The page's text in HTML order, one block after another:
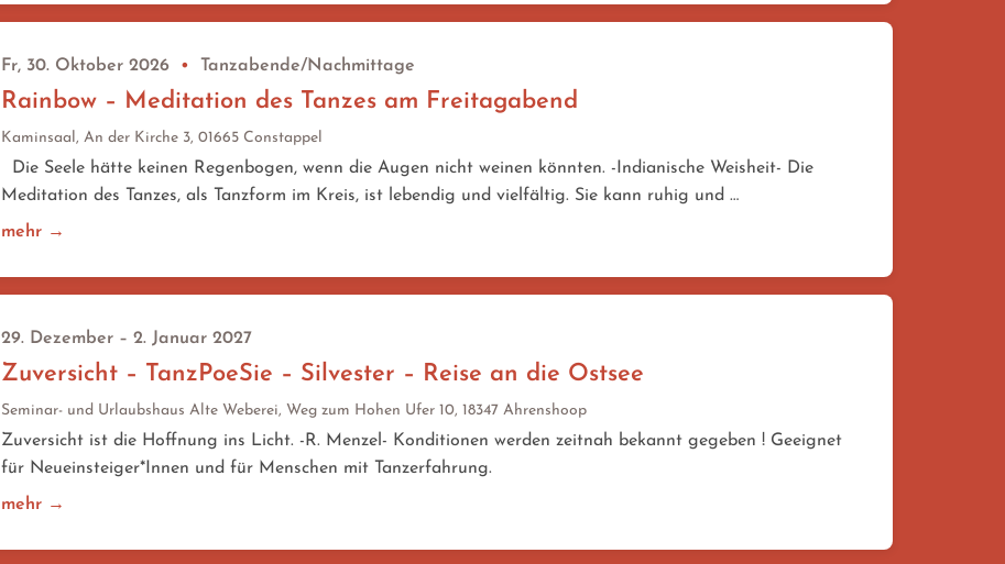
Fr, 30. Oktober 2026 • Tanzabende/Nachmittage
Rainbow – Meditation des Tanzes am Freitagabend
Kaminsaal, An der Kirche 3, 01665 Constappel
Die Seele hätte keinen Regenbogen, wenn die Augen nicht weinen könnten. -Indianische Weisheit- Die
Meditation des Tanzes, als Tanzform im Kreis, ist lebendig und vielfältig. Sie kann ruhig und …
mehr →
29. Dezember – 2. Januar 2027
Zuversicht – TanzPoeSie – Silvester – Reise an die Ostsee
Seminar- und Urlaubshaus Alte Weberei, Weg zum Hohen Ufer 10, 18347 Ahrenshoop
Zuversicht ist die Hoffnung ins Licht. -R. Menzel- Konditionen werden zeitnah bekannt gegeben ! Geeignet
für Neueinsteiger*Innen und für Menschen mit Tanzerfahrung.
mehr →